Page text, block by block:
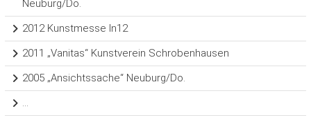
Neuburg/Do.
2012 Kunstmesse In12
2011 „Vanitas“ Kunstverein Schrobenhausen
2005 „Ansichtssache“ Neuburg/Do.
…